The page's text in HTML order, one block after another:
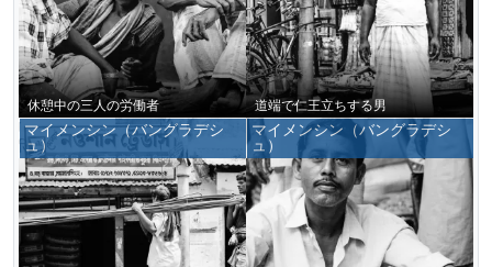
休憩中の三人の労働者 道端で仁王立ちする男
マイメンシン（バングラデシ
ュ）
マイメンシン（バングラデシ
ュ）